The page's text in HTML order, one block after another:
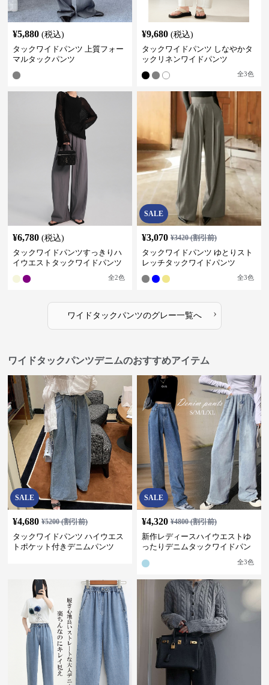
¥5,880 (税込)
タックワイドパンツ 上質フォー
マルタックパンツ
¥9,680 (税込)
タックワイドパンツ しなやかタ
ックリネンワイドパンツ
全3色
¥6,780 (税込)
タックワイドパンツすっきりハ
イウエストタックワイドパンツ
全2色
SALE
¥3,070 ¥3420(割引前)
タックワイドパンツ ゆとりスト
レッチタックワイドパンツ
全3色
ワイドタックパンツのグレー一覧へ ›
ワイドタックパンツデニムのおすすめアイテム
SALE
¥4,680 ¥5200(割引前)
タックワイドパンツ ハイウエス
トポケット付きデニムパンツ
SALE
¥4,320 ¥4800(割引前)
新作レディースハイウエストゆ
ったりデニムタックワイドパン
全3色